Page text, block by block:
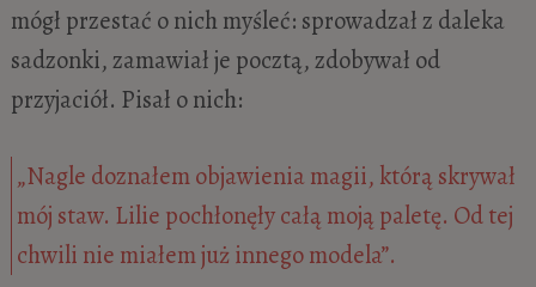
mógł przestać o nich myśleć: sprowadzał z daleka
sadzonki, zamawiał je pocztą, zdobywał od
przyjaciół. Pisał o nich:
„Nagle doznałem objawienia magii, którą skrywał
mój staw. Lilie pochłonęły całą moją paletę. Od tej
chwili nie miałem już innego modela”.